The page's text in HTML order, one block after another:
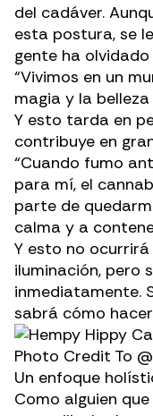
del cadáver.
esta postura, se
gente ha
“Vivimos en un
magia y la
Y esto tarda en
contribuye en
“Cuando fumo
para mí, el
parte de
calma y a
Y esto no
iluminación, pero
inmediatamente.
sabrá cómo
Photo Credit To
Un enfoque
Como alguien